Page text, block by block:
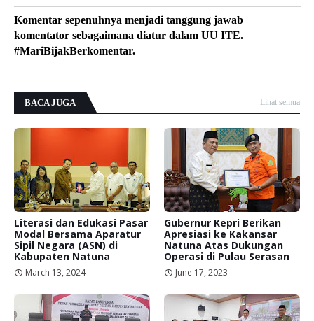
Komentar sepenuhnya menjadi tanggung jawab
komentator sebagaimana diatur dalam UU ITE.
#MariBijakBerkomentar.
BACA JUGA Lihat semua
Literasi dan Edukasi Pasar
Modal Bersama Aparatur
Sipil Negara (ASN) di
Kabupaten Natuna
March 13, 2024
Gubernur Kepri Berikan
Apresiasi ke Kakansar
Natuna Atas Dukungan
Operasi di Pulau Serasan
June 17, 2023